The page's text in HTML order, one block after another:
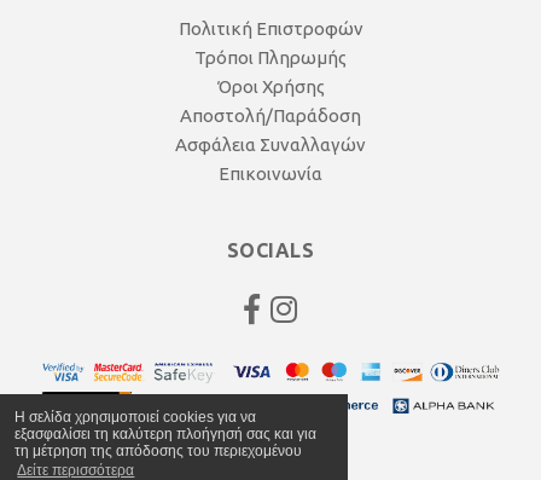
Η σελίδα χρησιμοποιεί cookies για να
εξασφαλίσει τη καλύτερη πλοήγησή σας και για
τη μέτρηση της απόδοσης του περιεχομένου
Δείτε περισσότερα
Πολιτική Επιστροφών
Τρόποι Πληρωμής
Όροι Χρήσης
Αποστολή/Παράδοση
Ασφάλεια Συναλλαγών
Επικοινωνία
SOCIALS